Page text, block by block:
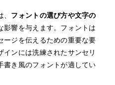
フォントの選び方や文字の
影響を与えます。フォントは
ージを伝えるための重要な要
ンには洗練されたサンセリ
書き風のフォントが適してい